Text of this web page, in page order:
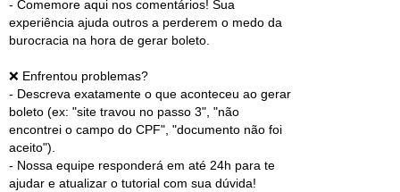
- Comemore aqui nos comentários! Sua
experiência ajuda outros a perderem o medo da
burocracia na hora de gerar boleto.
❌ Enfrentou problemas?
- Descreva exatamente o que aconteceu ao gerar
boleto (ex: "site travou no passo 3", "não
encontrei o campo do CPF", "documento não foi
aceito").
- Nossa equipe responderá em até 24h para te
ajudar e atualizar o tutorial com sua dúvida!